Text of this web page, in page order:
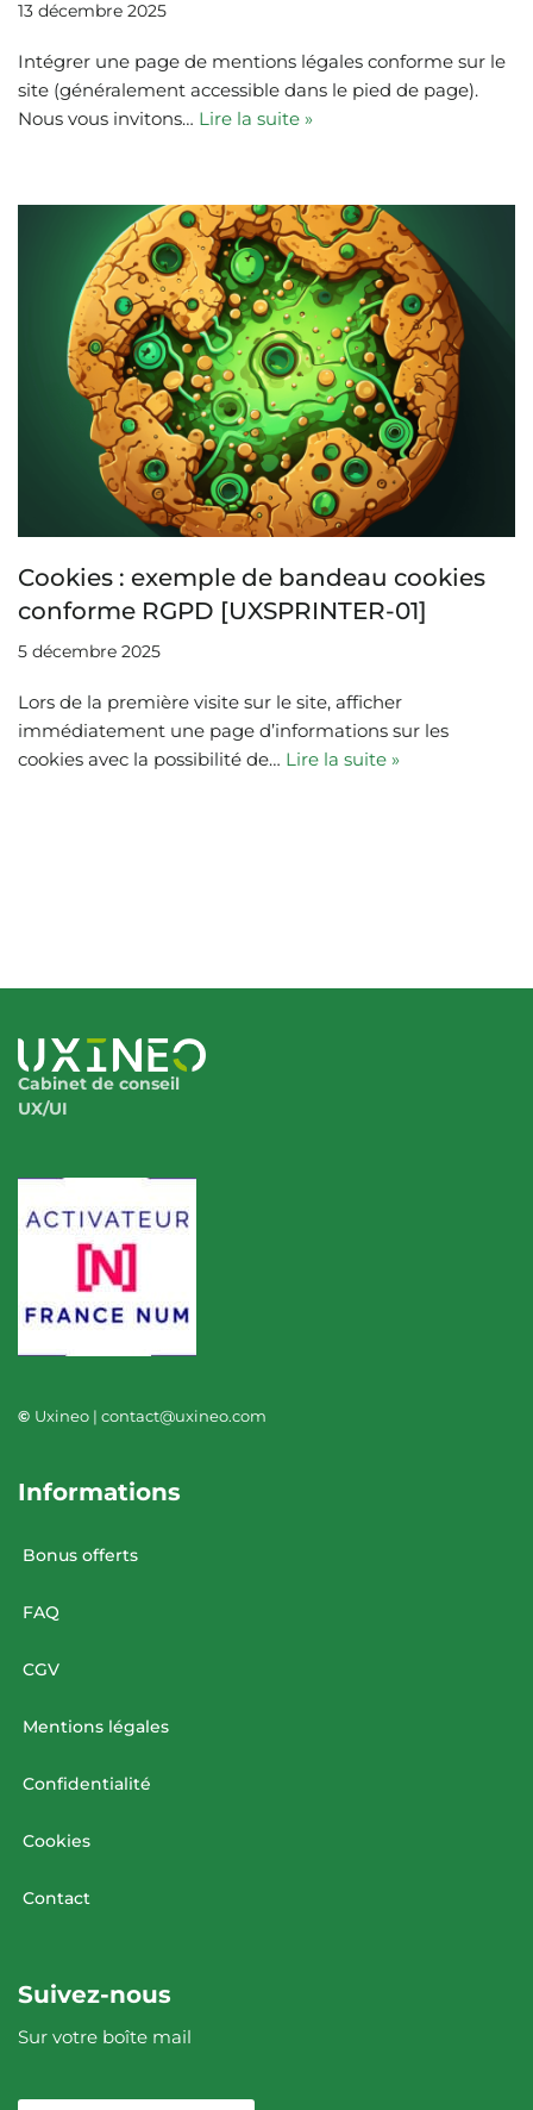
13 décembre 2025
Intégrer une page de mentions légales conforme sur le
site (généralement accessible dans le pied de page).
Nous vous invitons… Lire la suite »
Cookies : exemple de bandeau cookies
conforme RGPD [UXSPRINTER-01]
5 décembre 2025
Lors de la première visite sur le site, afficher
immédiatement une page d’informations sur les
cookies avec la possibilité de… Lire la suite »
Cabinet de conseil
UX/UI
© Uxineo | contact@uxineo.com
Informations
Bonus offerts
FAQ
CGV
Mentions légales
Confidentialité
Cookies
Contact
Suivez-nous
Sur votre boîte mail